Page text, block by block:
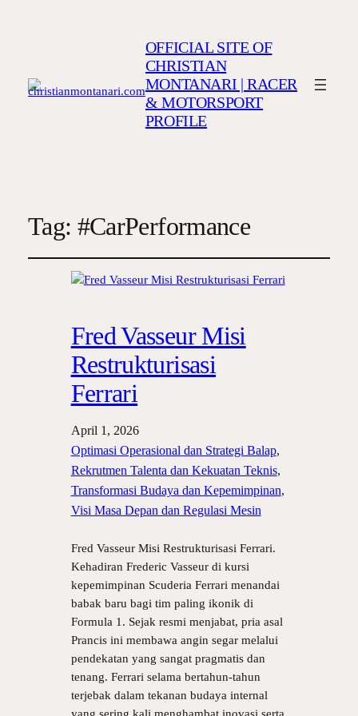
OFFICIAL SITE OF
CHRISTIAN
MONTANARI | RACER
& MOTORSPORT
PROFILE
Tag: #CarPerformance
Fred Vasseur Misi
Restrukturisasi
Ferrari
April 1, 2026
Optimasi Operasional dan Strategi Balap
Rekrutmen Talenta dan Kekuatan Teknis
Transformasi Budaya dan Kepemimpinan
Visi Masa Depan dan Regulasi Mesin
Fred Vasseur Misi Restrukturisasi Ferrari.
Kehadiran Frederic Vasseur di kursi
kepemimpinan Scuderia Ferrari menandai
babak baru bagi tim paling ikonik di
Formula 1. Sejak resmi menjabat, pria asal
Prancis ini membawa angin segar melalui
pendekatan yang sangat pragmatis dan
tenang. Ferrari selama bertahun-tahun
terjebak dalam tekanan budaya internal